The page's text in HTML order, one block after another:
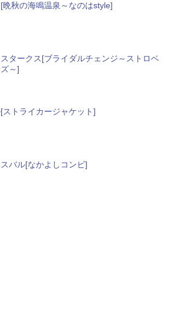
晩秋の海鳴温泉～なのはstyle]
タークス[ブライダルチェンジ～ストロベ
～]
ストライカージャケット]
バル[なかよしコンビ]